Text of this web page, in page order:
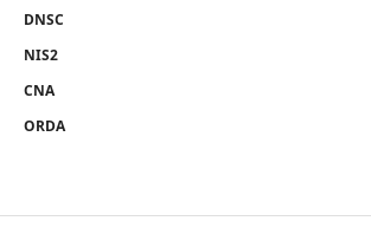
DNSC
NIS2
CNA
ORDA